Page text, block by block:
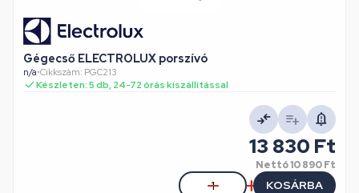
Gégecső ELECTROLUX porszívó
n/a•Cikkszám: PGC213
Készleten: 5 db, 24-72 órás kiszállítással
13 830 Ft
Nettó10 890 Ft
KOSÁRBA